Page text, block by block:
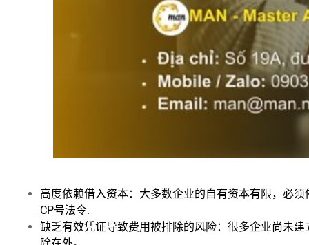
高度依赖借入资本：大多数企业的自有资本有限，必
CP号法令.
缺乏有效凭证导致费用被排除的风险：很多企业尚未